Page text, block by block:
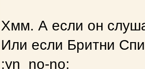
Хмм. А если он
Или если Бритни
:yn_no-no: